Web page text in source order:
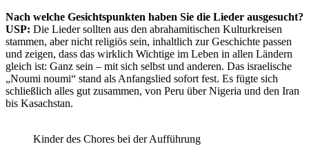
Nach welche Gesichtspunkten haben Sie die Lieder ausgesucht?
USP: Die Lieder sollten aus den abrahamitischen Kulturkreisen
stammen, aber nicht religiös sein, inhaltlich zur Geschichte passen
und zeigen, dass das wirklich Wichtige im Leben in allen Ländern
gleich ist: Ganz sein – mit sich selbst und anderen. Das israelische
„Noumi noumi“ stand als Anfangslied sofort fest. Es fügte sich
schließlich alles gut zusammen, von Peru über Nigeria und den Iran
bis Kasachstan.
Kinder des Chores bei der Aufführung